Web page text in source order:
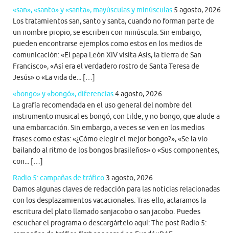
«san», «santo» y «santa», mayúsculas y minúsculas 5 agosto, 2026
Los tratamientos san, santo y santa, cuando no forman parte de
un nombre propio, se escriben con minúscula. Sin embargo,
pueden encontrarse ejemplos como estos en los medios de
comunicación: «El papa León XIV visita Asís, la tierra de San
Francisco», «Así era el verdadero rostro de Santa Teresa de
Jesús» o «La vida de... […]
«bongo» y «bongó», diferencias4 agosto, 2026
La grafía recomendada en el uso general del nombre del
instrumento musical es bongó, con tilde, y no bongo, que alude a
una embarcación. Sin embargo, a veces se ven en los medios
frases como estas: «¿Cómo elegir el mejor bongo?», «Se la vio
bailando al ritmo de los bongos brasileños» o «Sus componentes,
con... […]
Radio 5: campañas de tráfico 3 agosto, 2026
Damos algunas claves de redacción para las noticias relacionadas
con los desplazamientos vacacionales. Tras ello, aclaramos la
escritura del plato llamado sanjacobo o san jacobo. Puedes
escuchar el programa o descargártelo aquí: The post Radio 5: